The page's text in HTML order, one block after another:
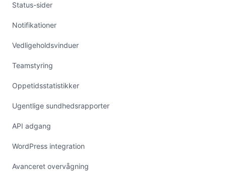
Status-sider
Notifikationer
Vedligeholdsvinduer
Teamstyring
Oppetidsstatistikker
Ugentlige sundhedsrapporter
API adgang
WordPress integration
Avanceret overvågning